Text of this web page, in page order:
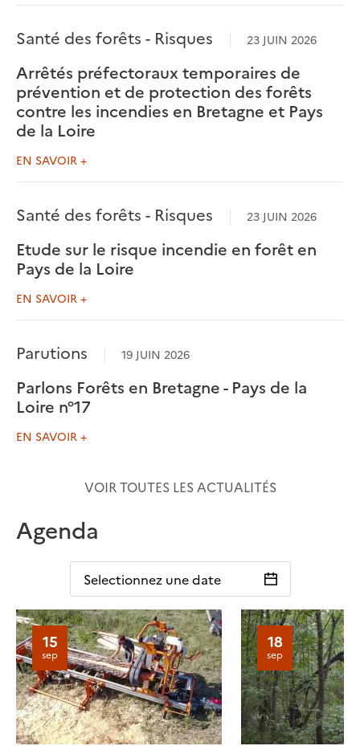
Santé des forêts - Risques 23 JUIN 2026
Arrêtés préfectoraux temporaires de
prévention et de protection des forêts
contre les incendies en Bretagne et Pays
de la Loire
EN SAVOIR +
Santé des forêts - Risques 23 JUIN 2026
Etude sur le risque incendie en forêt en
Pays de la Loire
EN SAVOIR +
Parutions 19 JUIN 2026
Parlons Forêts en Bretagne - Pays de la
Loire n°17
EN SAVOIR +
VOIR TOUTES LES ACTUALITÉS
Agenda
Selectionnez une date
15
sep
18
sep